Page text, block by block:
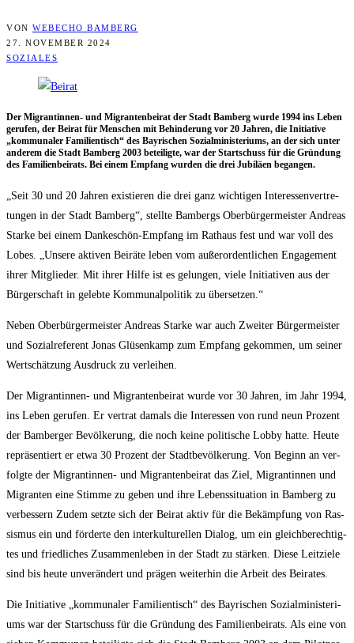
VON WEBECHO BAMBERG
27. NOVEMBER 2024
SOZIALES
Der Migran­tin­nen- und Migran­ten­bei­rat der Stadt Bam­berg wur­de 1994 ins Leben
geru­fen, der Bei­rat für Men­schen mit Behin­de­rung vor 20 Jah­ren, die Initia­ti­ve
„kom­mu­na­ler Fami­li­en­tisch“ des Bay­ri­schen Sozi­al­mi­nis­te­ri­ums, an der sich unter
ande­rem die Stadt Bam­berg 2003 betei­lig­te, war der Start­schuss für die Grün­dung
des Fami­li­en­bei­rats. Bei einem Emp­fang wur­den die drei Jubi­lä­en begangen.
„Seit 30 und 20 Jah­ren exis­tie­ren die drei ganz wich­ti­gen Inter­es­sen­ver­tre­
tun­gen in der Stadt Bam­berg“, stell­te Bam­bergs Ober­bür­ger­meis­ter Andre­as
Star­ke bei einem Dan­ke­schön-Emp­fang im Rat­haus fest und war voll des
Lobes. „Unse­re akti­ven Bei­rä­te leben vom außer­or­dent­li­chen Enga­ge­ment
ihrer Mit­glie­der. Mit ihrer Hil­fe ist es gelun­gen, vie­le Initia­ti­ven aus der
Bür­ger­schaft in geleb­te Kom­mu­nal­po­li­tik zu übersetzen.“
Neben Ober­bür­ger­meis­ter Andre­as Star­ke war auch Zwei­ter Bür­ger­meis­ter
und Sozi­al­re­fe­rent Jonas Glüsen­kamp zum Emp­fang gekom­men, um sei­ner
Wert­schät­zung Aus­druck zu verleihen.
Der Migran­tin­nen- und Migran­ten­bei­rat wur­de vor 30 Jah­ren, im Jahr 1994,
ins Leben geru­fen. Er ver­trat damals die Inter­es­sen von rund neun Pro­zent
der Bam­ber­ger Bevöl­ke­rung, die noch kei­ne poli­ti­sche Lob­by hat­te. Heu­te
reprä­sen­tiert er etwa 30 Pro­zent der Stadt­be­völ­ke­rung. Von Beginn an ver­
folg­te der Migran­tin­nen- und Migran­ten­bei­rat das Ziel, Migran­tin­nen und
Migran­ten eine Stim­me zu geben und ihre Lebens­si­tua­ti­on in Bam­berg zu
ver­bes­sern Zudem setz­te sich der Bei­rat aktiv für die Bekämp­fung von Ras­
sis­mus ein und för­der­te den inter­kul­tu­rel­len Dia­log, um ein gleich­be­rech­tig­
tes und fried­li­ches Zusam­men­le­ben in der Stadt zu stär­ken. Die­se Leit­zie­le
sind bis heu­te unver­än­dert und prä­gen wei­ter­hin die Arbeit des Beirates.
Die Initia­ti­ve „kom­mu­na­ler Fami­li­en­tisch“ des Bay­ri­schen Sozi­al­mi­nis­te­ri­
ums war der Start­schuss für die Grün­dung des Fami­li­en­bei­rats. Als eine von